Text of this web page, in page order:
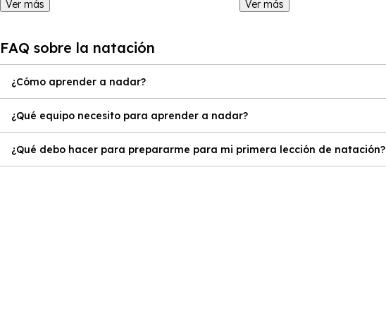
Ver más Ver más
FAQ sobre la natación
¿Cómo aprender a nadar?
¿Qué equipo necesito para aprender a nadar?
¿Qué debo hacer para prepararme para mi primera lección de natación?